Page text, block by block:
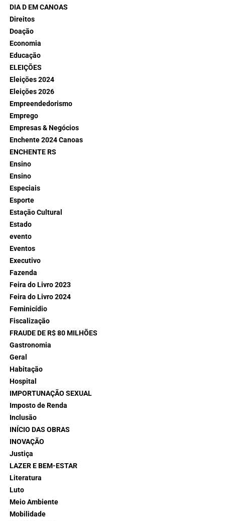
DIA D EM CANOAS
Direitos
Doação
Economia
Educação
ELEIÇÕES
Eleições 2024
Eleições 2026
Empreendedorismo
Emprego
Empresas & Negócios
Enchente 2024 Canoas
ENCHENTE RS
Ensino
Ensino
Especiais
Esporte
Estação Cultural
Estado
evento
Eventos
Executivo
Fazenda
Feira do Livro 2023
Feira do Livro 2024
Feminicídio
Fiscalização
FRAUDE DE R$ 80 MILHÕES
Gastronomia
Geral
Habitação
Hospital
IMPORTUNAÇÃO SEXUAL
Imposto de Renda
Inclusão
INÍCIO DAS OBRAS
INOVAÇÃO
Justiça
LAZER E BEM-ESTAR
Literatura
Luto
Meio Ambiente
Mobilidade